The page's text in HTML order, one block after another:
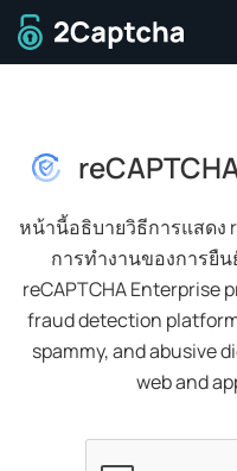
สู่หน้าแรก
หน้านี้อธิบายวิธีการแสดง
การทำงานของการยืน
reCAPTCHA Enterprise
fraud detection
spammy, and abusive
web and